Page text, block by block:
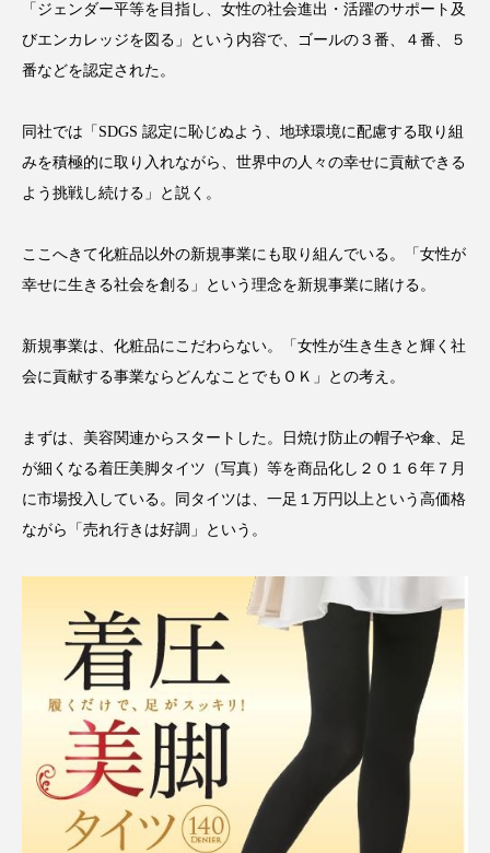
サプリ サロンクレンジング
サロン経営 サロン連略 シャネル
スキンケアルーティン ストレス スパ
スマートウォッチ スマートパッチ
セラミド保湿 セルフケア
ソーシャルウェルネス ソーシャルコマース
デトックス
ドライヤー 温度 髪 ダメージ ナイアシンアミド
ナイトプロテイン ナイトルーティン 金木犀
パーソナライズ バーチャルメイク
パーフェクト株式会社 バイオハッキング
「ジェンダー平等を目指し、女性の社会進出・活躍のサポート及
びエンカレッジを図る」という内容で、ゴールの３番、４番、５
番などを認定された。
同社では「SDGS 認定に恥じぬよう、地球環境に配慮する取り組
みを積極的に取り入れながら、世界中の人々の幸せに貢献できる
よう挑戦し続ける」と説く。
ここへきて化粧品以外の新規事業にも取り組んでいる。「女性が
幸せに生きる社会を創る」という理念を新規事業に賭ける。
新規事業は、化粧品にこだわらない。「女性が生き生きと輝く社
会に貢献する事業ならどんなことでもＯＫ」との考え。
まずは、美容関連からスタートした。日焼け防止の帽子や傘、足
が細くなる着圧美脚タイツ（写真）等を商品化し２０１６年７月
に市場投入している。同タイツは、一足１万円以上という高価格
ながら「売れ行きは好調」という。